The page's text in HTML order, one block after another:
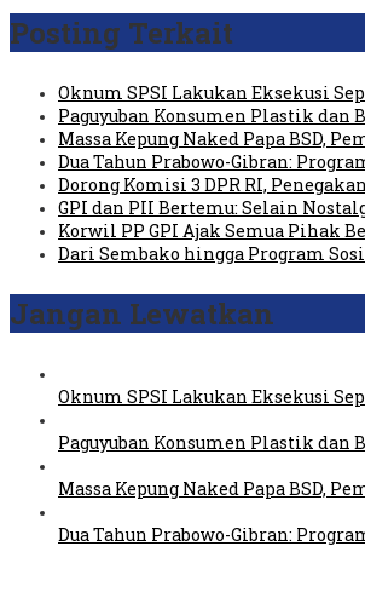
Posting Terkait
Oknum SPSI Lakukan Eksekusi
Paguyuban Konsumen Plastik dan
Massa Kepung Naked Papa BSD,
Dua Tahun Prabowo-Gibran:
Dorong Komisi 3 DPR RI,
GPI dan PII Bertemu: Selain
Korwil PP GPI Ajak Semua Pihak
Dari Sembako hingga Program
Jangan Lewatkan
Oknum SPSI Lakukan Eksekusi
Paguyuban Konsumen Plastik dan
Massa Kepung Naked Papa BSD,
Dua Tahun Prabowo-Gibran: